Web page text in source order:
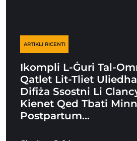
ARTIKLI RICENTI
Ikompli L-Ġuri Tal-
Qatlet Lit-Tliet
Difiża Ssostni Li
Kienet Qed Tbati Minn
Postpartum…